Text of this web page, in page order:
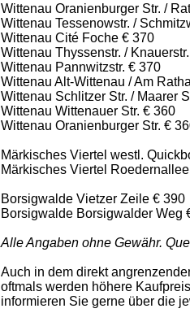
Wittenau Oranienburger Str. /
Wittenau Tessenowstr. /
Wittenau Cité Foche € 370
Wittenau Thyssenstr. /
Wittenau Pannwitzstr. € 370
Wittenau Alt-Wittenau / Am
Wittenau Schlitzer Str. / Maarer
Wittenau Wittenauer Str. € 360
Wittenau Oranienburger Str. €
Märkisches Viertel westl.
Märkisches Viertel
Borsigwalde Vietzer Zeile € 390
Borsigwalde Borsigwalder Weg
Alle Angaben ohne Gewähr.
Auch in dem direkt
oftmals werden höhere
informieren Sie gerne über die